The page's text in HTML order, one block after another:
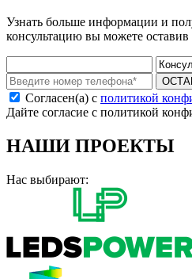
Узнать больше информации и
консультацию вы можете оставив
Согласен(а) с политикой
Дайте согласие с политикой
НАШИ ПРОЕКТЫ
Нас выбирают: